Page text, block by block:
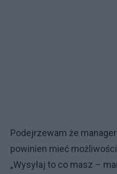
Podejrzewam że
powinien mieć
„Wysyłaj to co masz –